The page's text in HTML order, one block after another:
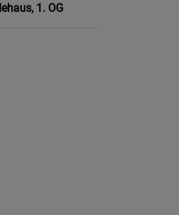
1. OG